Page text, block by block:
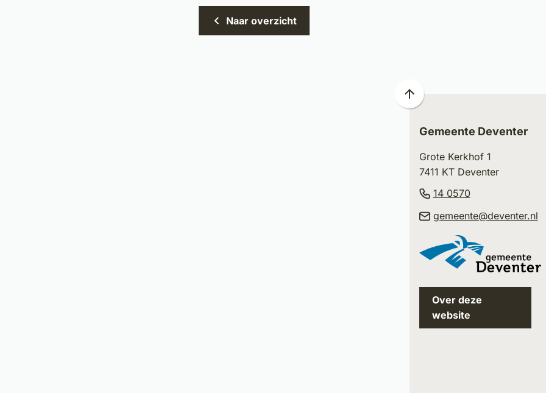
Naar overzicht
Scroll
boven
het
begin
van
paginainhoud
Gemeente Deventer
Grote Kerkhof 1
7411 KT Deventer
14 0570(Verwijst
naar
gemeente@deventer.nl
Over deze
website